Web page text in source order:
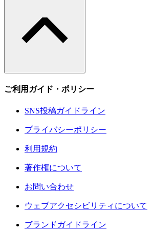
ご利用ガイド・ポリシー
SNS投稿ガイドライン
プライバシーポリシー
利用規約
著作権について
お問い合わせ
ウェブアクセシビリティについて
ブランドガイドライン